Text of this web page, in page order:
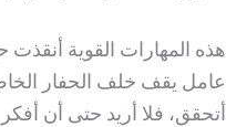
هذه المهارات القوية
عامل يقف خلف الحفار
أتحقق، فلا أريد حتى أن